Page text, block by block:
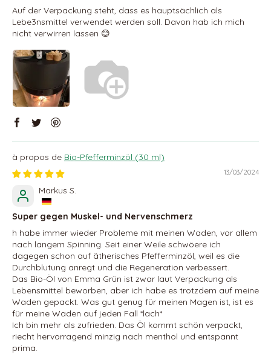
Auf der Verpackung steht, dass es hauptsächlich als
Lebe3nsmittel verwendet werden soll. Davon hab ich mich
nicht verwirren lassen 😊
Bio-Pfefferminzöl (30 ml)
13/03/2024
Markus S.
Super gegen Muskel- und Nervenschmerz
h habe immer wieder Probleme mit meinen Waden, vor allem
nach langem Spinning. Seit einer Weile schwöere ich
dagegen schon auf ätherisches Pfefferminzöl, weil es die
Durchblutung anregt und die Regeneration verbessert.
Das Bio-Öl von Emma Grün ist zwar laut Verpackung als
Lebensmittel beworben, aber ich habe es trotzdem auf meine
Waden gepackt. Was gut genug für meinen Magen ist, ist es
für meine Waden auf jeden Fall *lach*
Ich bin mehr als zufrieden. Das Öl kommt schön verpackt,
riecht hervorragend minzig nach menthol und entspannt
prima.